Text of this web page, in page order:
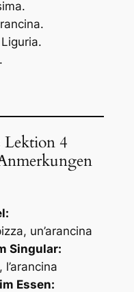
Lektion 4
, un’arancina
Singular:
, l’arancina
Essen: